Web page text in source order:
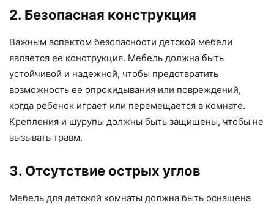
2. Безопасная конструкция
Важным аспектом безопасности детской мебели
является ее конструкция. Мебель должна быть
устойчивой и надежной, чтобы предотвратить
возможность ее опрокидывания или повреждений,
когда ребенок играет или перемещается в комнате.
Крепления и шурупы должны быть защищены, чтобы не
вызывать травм.
3. Отсутствие острых углов
Мебель для детской комнаты должна быть оснащена